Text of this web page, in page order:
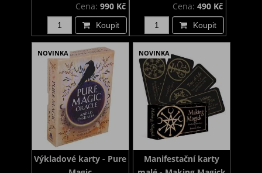
Cena: 990 Kč
Koupit
Cena:490 Kč
Koupit
NOVINKA
Výkladové karty - Pure
NOVINKA
Manifestační karty